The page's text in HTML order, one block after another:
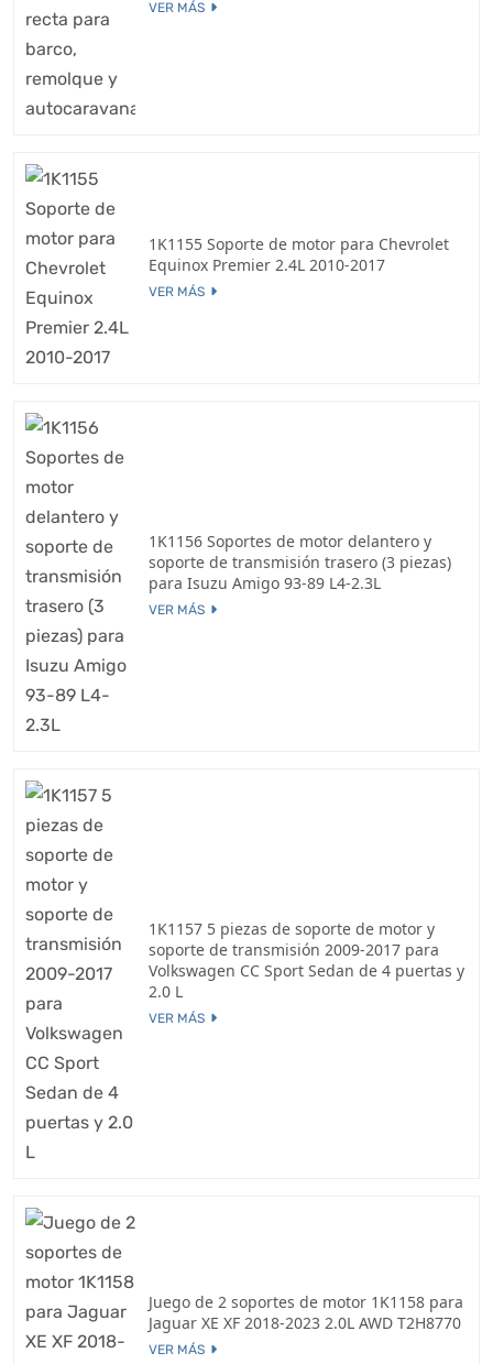
VER MÁS
1K1155 Soporte de motor para Chevrolet
Equinox Premier 2.4L 2010-2017
VER MÁS
1K1156 Soportes de motor delantero y
soporte de transmisión trasero (3 piezas)
para Isuzu Amigo 93-89 L4-2.3L
VER MÁS
1K1157 5 piezas de soporte de motor y
soporte de transmisión 2009-2017 para
Volkswagen CC Sport Sedan de 4 puertas y
2.0 L
VER MÁS
Juego de 2 soportes de motor 1K1158 para
Jaguar XE XF 2018-2023 2.0L AWD T2H8770
VER MÁS